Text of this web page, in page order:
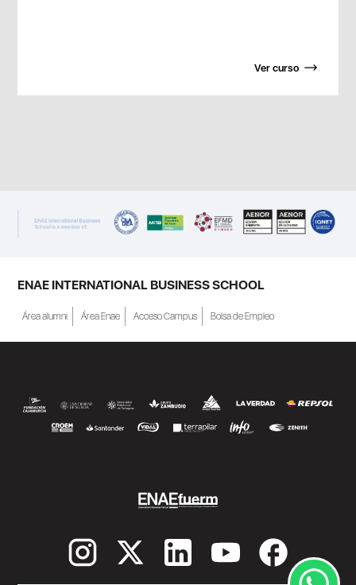
Ver curso
ENAE INTERNATIONAL BUSINESS SCHOOL
Área alumni Área Enae Acceso Campus Bolsa de Empleo